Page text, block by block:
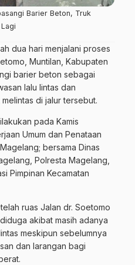
Barier Beton, Truk
dua hari menjalani proses
Muntilan, Kabupaten
barier beton sebagai
lalu lintas dan
di jalur tersebut.
pada Kamis
Umum dan Penataan
bersama Dinas
Polresta Magelang,
Pimpinan Kecamatan
ruas Jalan dr. Soetomo
akibat masih adanya
meskipun sebelumnya
dan larangan bagi